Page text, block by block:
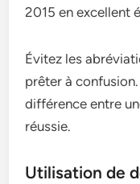
2015 en excellent
Évitez les
prêter à
différence entre
réussie.
Utilisation de